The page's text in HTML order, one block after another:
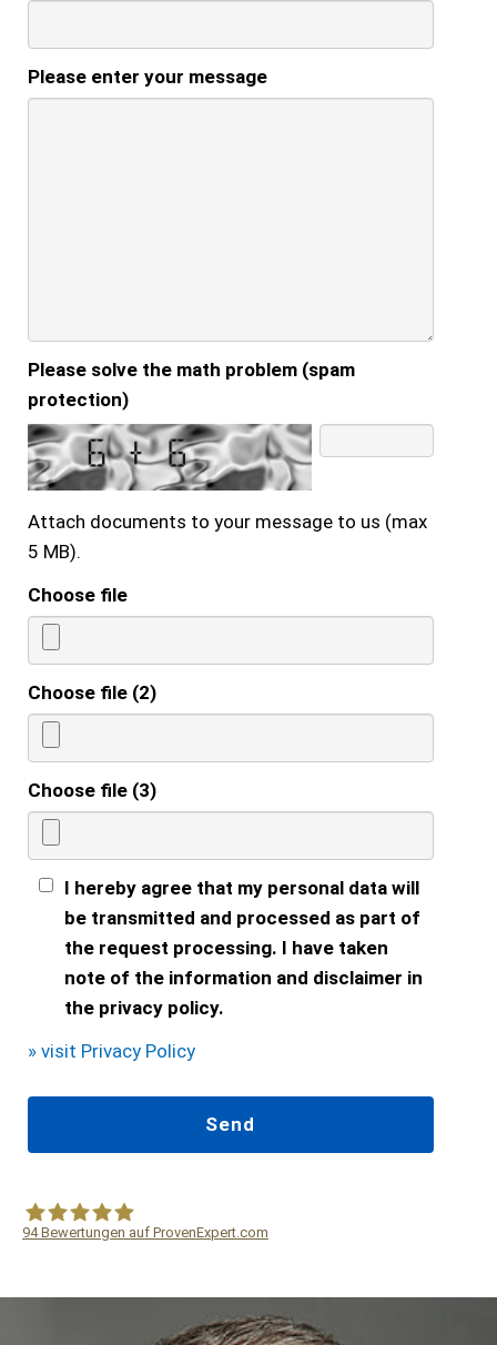
Please enter your message
Please solve the math problem (spam
protection)
Attach documents to your message to us (max
5 MB).
Choose file
Choose file (2)
Choose file (3)
I hereby agree that my personal data will
be transmitted and processed as part of
the request processing. I have taken
note of the information and disclaimer in
the privacy policy.
» visit Privacy Policy
94Bewertungen auf ProvenExpert.com